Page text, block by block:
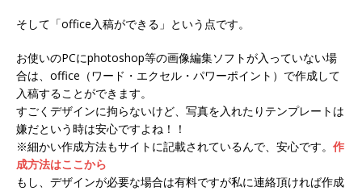
そして「office入稿ができる」という点です。
お使いのPCにphotoshop等の画像編集ソフトが入っていない場
合は、office（ワード・エクセル・パワーポイント）で作成して
入稿することができます。
すごくデザインに拘らないけど、写真を入れたりテンプレートは
嫌だという時は安心ですよね！！
※細かい作成方法もサイトに記載されているんで、安心です。 作
成方法はここから
もし、デザインが必要な場合は有料ですが私に連絡頂ければ作成